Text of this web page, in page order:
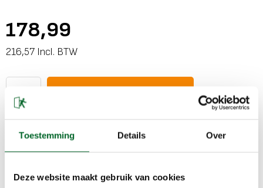
Toestemming Details Over
Deze website maakt gebruik van cookies
178,99
216,57 Incl. BTW
Gratis verzending >€1000,-
Gratis retourneren binnen 8 dagen